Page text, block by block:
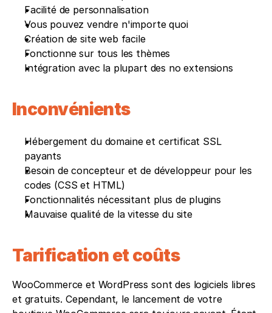
Facilité de personnalisation
Vous pouvez vendre n'importe quoi
Création de site web facile
Fonctionne sur tous les thèmes
Intégration avec la plupart des no extensions
Inconvénients
Hébergement du domaine et certificat SSL
payants
Besoin de concepteur et de développeur pour les
codes (CSS et HTML)
Fonctionnalités nécessitant plus de plugins
Mauvaise qualité de la vitesse du site
Tarification et coûts
WooCommerce et WordPress sont des logiciels libres
et gratuits. Cependant, le lancement de votre